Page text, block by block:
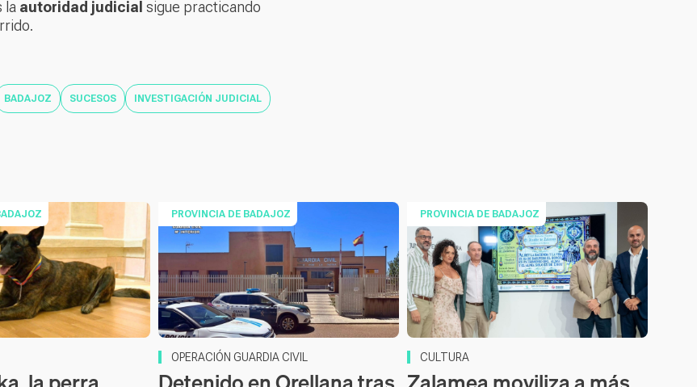
la autoridad judicial sigue practicando
BADAJOZ SUCESOS INVESTIGACIÓN JUDICIAL
PROVINCIA DE BADAJOZ
OPERACIÓN GUARDIA CIVIL
PROVINCIA DE BADAJOZ
CULTURA